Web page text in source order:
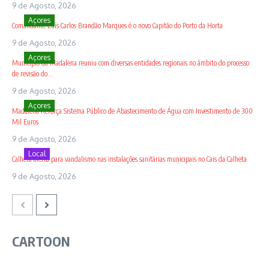
9 de Agosto, 2026
Açores
Comandante Luís Carlos Brandão Marques é o novo Capitão do Porto da Horta
9 de Agosto, 2026
Açores
Município da Madalena reuniu com diversas entidades regionais no âmbito do processo
de revisão do...
9 de Agosto, 2026
Açores
Madalena Reforça Sistema Público de Abastecimento de Água com Investimento de 300
Mil Euros
9 de Agosto, 2026
Local
Calheta alerta para vandalismo nas instalações sanitárias municipais no Cais da Calheta
9 de Agosto, 2026
CARTOON